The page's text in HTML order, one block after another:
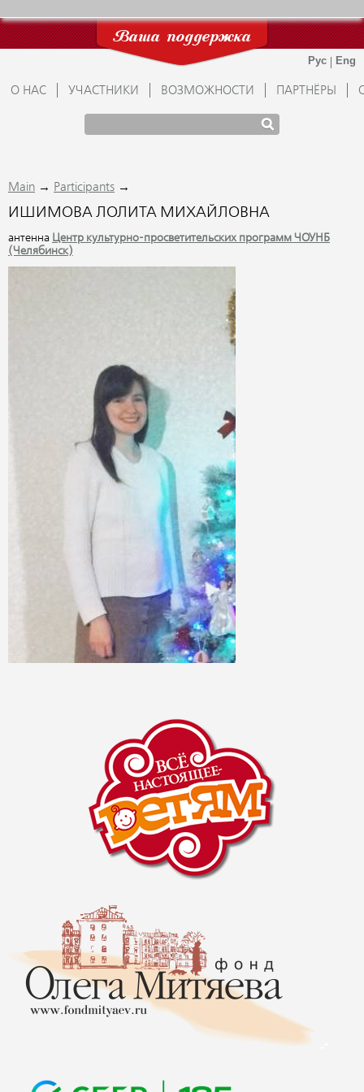
Ваша поддержка
О НАС УЧАСТНИКИ ВОЗМОЖНОСТИ ПАРТНЁРЫ
Main → Participants →
ИШИМОВА ЛОЛИТА МИХАЙЛОВНА
антенна Центр культурно-просветительских программ ЧОУНБ
(Челябинск)